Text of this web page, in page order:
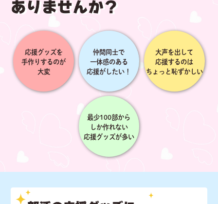
応援グッズを
手作りするのが
大変
仲間同士で
一体感のある
応援がしたい！
大声を出して
応援するのは
ちょっと恥ずかしい
最少100部から
しか作れない
応援グッズが多い